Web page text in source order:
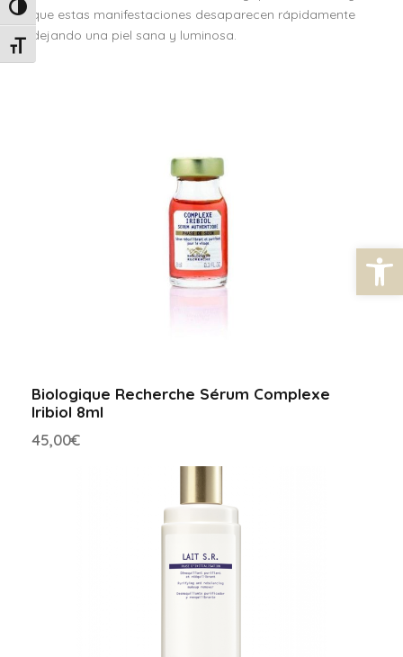
Abrir barra de herramientas
Alternar alto contraste
Alternar tamaño de letra
que estas manifestaciones desaparecen rápidamente
dejando una piel sana y luminosa.
Biologique Recherche Sérum Complexe
Iribiol 8ml
45,00€